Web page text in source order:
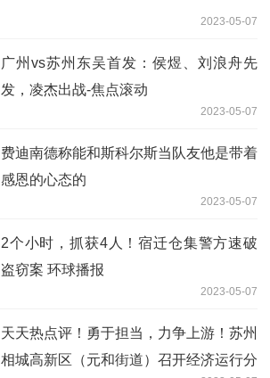
2023-05-07
广州vs苏州东吴首发：侯煜、刘浪舟先
发，凌杰出战-焦点滚动
2023-05-07
费迪南德称能和斯科尔斯当队友他是带着
感恩的心态的
2023-05-07
2个小时，抓获4人！宿迁仓集警方速破
盗窃案 环球播报
2023-05-07
天天热点评！勇于担当，力争上游！苏州
相城高新区（元和街道）召开经济运行分